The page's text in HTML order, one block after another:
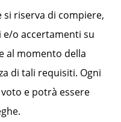
si riserva di compiere,
o accertamenti su
al momento della
di tali requisiti. Ogni
e potrà essere